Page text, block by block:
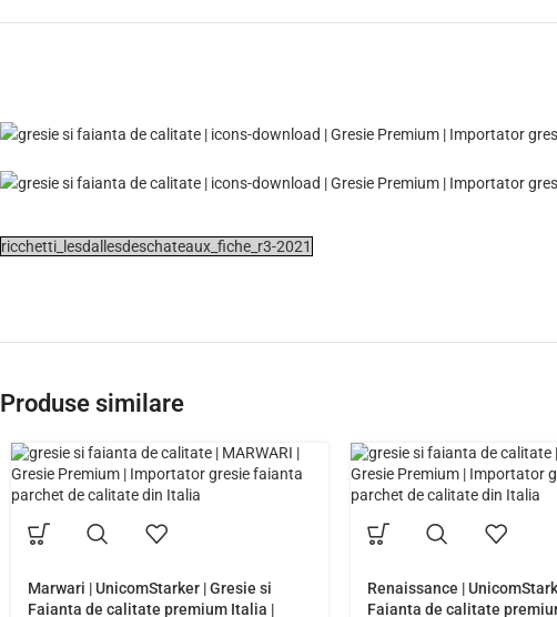
ricchetti_lesdallesdeschateaux_fiche_r3-2021
Produse similare
Marwari | UnicomStarker | Gresie si
Faianta de calitate premium Italia |
Renaissance |
Faianta de calitate